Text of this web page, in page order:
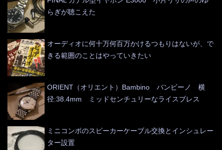
らぎが聴こえた
オーディオに何十万何百万かけるつもりはないが、で
きる範囲のことはやっていきたい
ORIENT（オリエント）Bambino バンビーノ 横
径:38.4mm ミッドセンチュリーなライスブレス
ミニコンポのスピーカーケーブル交換とインシュレー
ター設置